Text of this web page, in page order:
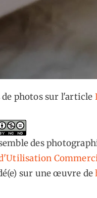
de photos sur l'article
des
sur une œuvre de